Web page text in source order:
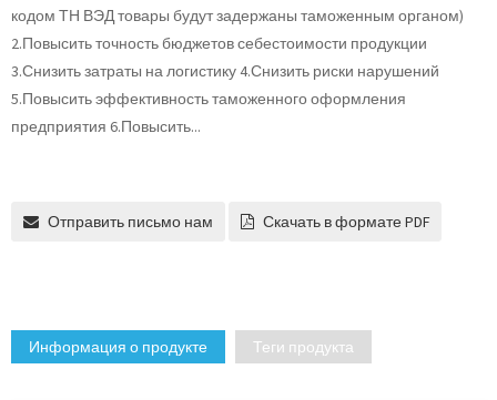
кодом ТН ВЭД товары будут задержаны таможенным органом)
2.Повысить точность бюджетов себестоимости продукции
3.Снизить затраты на логистику 4.Снизить риски нарушений
5.Повысить эффективность таможенного оформления
предприятия 6.Повысить...
Отправить письмо нам Скачать в формате PDF
Информация о продукте Теги продукта